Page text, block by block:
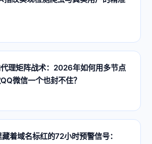
理矩阵战术：2026年如何用多节点
微信一个也封不住？
着域名标红的72小时预警信号：